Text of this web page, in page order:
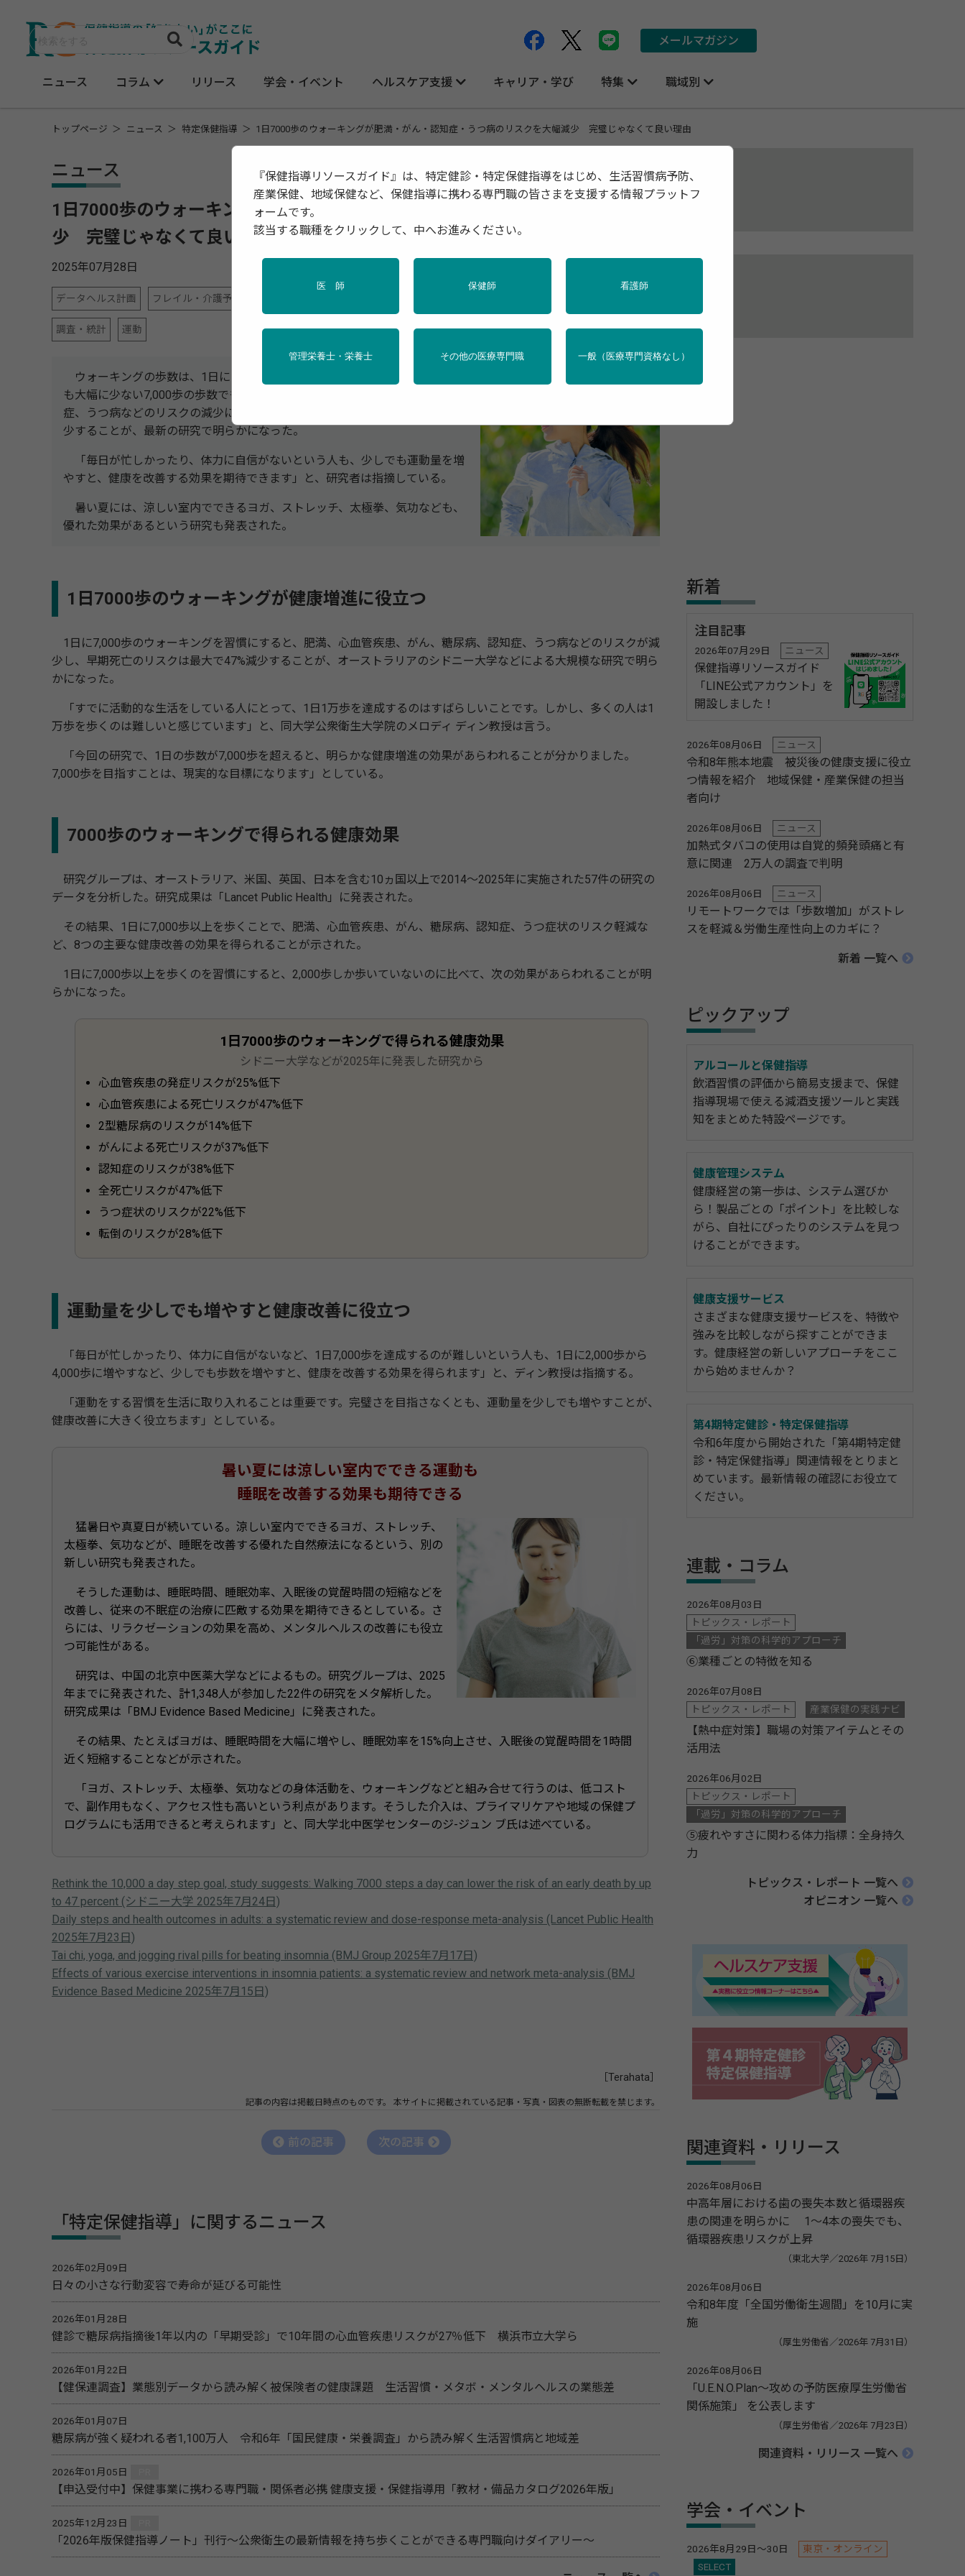
ニュース コラム リリース 学会・イベント ヘルスケア支援 キャリア・学び 特集 職域別
メールマガジン
トップページ ニュース 特定保健指導 1日7000歩のウォーキングが肥満・がん・認知症・うつ病のリスクを大幅減少 完璧じゃなくて良い理由
ニュース
1日7000歩のウォーキングが肥満・がん・認知症・うつ病のリスクを大幅減
少 完璧じゃなくて良い理由
2025年07月28日
データヘルス計画 フレイル・介護予防
調査・統計 運動
ウォーキングの歩数は、1日に1万歩が目標にされることが多いが、それより
も大幅に少ない7,000歩の歩数でも、肥満、心血管疾患、がん、糖尿病、認知
症、うつ病などのリスクの減少につながり、早期死亡のリスクは最大で47%減
少することが、最新の研究で明らかになった。
「毎日が忙しかったり、体力に自信がないという人も、少しでも運動量を増
やすと、健康を改善する効果を期待できます」と、研究者は指摘している。
暑い夏には、涼しい室内でできるヨガ、ストレッチ、太極拳、気功なども、
優れた効果があるという研究も発表された。
1日7000歩のウォーキングが健康増進に役立つ
1日に7,000歩のウォーキングを習慣にすると、肥満、心血管疾患、がん、糖尿病、認知症、うつ病などのリスクが減
少し、早期死亡のリスクは最大で47%減少することが、オーストラリアのシドニー大学などによる大規模な研究で明ら
かになった。
「すでに活動的な生活をしている人にとって、1日1万歩を達成するのはすばらしいことです。しかし、多くの人は1
万歩を歩くのは難しいと感じています」と、同大学公衆衛生大学院のメロディ ディン教授は言う。
「今回の研究で、1日の歩数が7,000歩を超えると、明らかな健康増進の効果があらわれることが分かりました。
7,000歩を目指すことは、現実的な目標になります」としている。
7000歩のウォーキングで得られる健康効果
研究グループは、オーストラリア、米国、英国、日本を含む10ヵ国以上で2014～2025年に実施された57件の研究の
データを分析した。研究成果は「Lancet Public Health」に発表された。
その結果、1日に7,000歩以上を歩くことで、肥満、心血管疾患、がん、糖尿病、認知症、うつ症状のリスク軽減な
ど、8つの主要な健康改善の効果を得られることが示された。
1日に7,000歩以上を歩くのを習慣にすると、2,000歩しか歩いていないのに比べて、次の効果があらわれることが明
らかになった。
1日7000歩のウォーキングで得られる健康効果
シドニー大学などが2025年に発表した研究から
心血管疾患の発症リスクが25%低下
心血管疾患による死亡リスクが47%低下
2型糖尿病のリスクが14%低下
がんによる死亡リスクが37%低下
認知症のリスクが38%低下
全死亡リスクが47%低下
うつ症状のリスクが22%低下
転倒のリスクが28%低下
運動量を少しでも増やすと健康改善に役立つ
「毎日が忙しかったり、体力に自信がないなど、1日7,000歩を達成するのが難しいという人も、1日に2,000歩から
4,000歩に増やすなど、少しでも歩数を増やすと、健康を改善する効果を得られます」と、ディン教授は指摘する。
「運動をする習慣を生活に取り入れることは重要です。完璧さを目指さなくとも、運動量を少しでも増やすことが、
健康改善に大きく役立ちます」としている。
暑い夏には涼しい室内でできる運動も
睡眠を改善する効果も期待できる
猛暑日や真夏日が続いている。涼しい室内でできるヨガ、ストレッチ、
太極拳、気功などが、睡眠を改善する優れた自然療法になるという、別の
新しい研究も発表された。
そうした運動は、睡眠時間、睡眠効率、入眠後の覚醒時間の短縮などを
改善し、従来の不眠症の治療に匹敵する効果を期待できるとしている。さ
らには、リラクゼーションの効果を高め、メンタルヘルスの改善にも役立
つ可能性がある。
研究は、中国の北京中医薬大学などによるもの。研究グループは、2025
年までに発表された、計1,348人が参加した22件の研究をメタ解析した。
研究成果は「BMJ Evidence Based Medicine」に発表された。
その結果、たとえばヨガは、睡眠時間を大幅に増やし、睡眠効率を15%向上させ、入眠後の覚醒時間を1時間
近く短縮することなどが示された。
「ヨガ、ストレッチ、太極拳、気功などの身体活動を、ウォーキングなどと組み合せて行うのは、低コスト
で、副作用もなく、アクセス性も高いという利点があります。そうした介入は、プライマリケアや地域の保健プ
ログラムにも活用できると考えられます」と、同大学北中医学センターのジ-ジュン ブ氏は述べている。
Rethink the 10,000 a day step goal, study suggests: Walking 7000 steps a day can lower the risk of an early death by up
to 47 percent (シドニー大学 2025年7月24日)
Daily steps and health outcomes in adults: a systematic review and dose-response meta-analysis (Lancet Public Health
2025年7月23日)
Tai chi, yoga, and jogging rival pills for beating insomnia (BMJ Group 2025年7月17日)
Effects of various exercise interventions in insomnia patients: a systematic review and network meta-analysis (BMJ
Evidence Based Medicine 2025年7月15日)
［Terahata］
記事の内容は掲載日時点のものです。 本サイトに掲載されている記事・写真・図表の無断転載を禁じます。
前の記事 次の記事
「特定保健指導」に関するニュース
2026年02月09日
日々の小さな行動変容で寿命が延びる可能性
2026年01月28日
健診で糖尿病指摘後1年以内の「早期受診」で10年間の心血管疾患リスクが27％低下 横浜市立大学ら
2026年01月22日
【健保連調査】業態別データから読み解く被保険者の健康課題 生活習慣・メタボ・メンタルヘルスの業態差
2026年01月07日
糖尿病が強く疑われる者1,100万人 令和6年「国民健康・栄養調査」から読み解く生活習慣病と地域差
2026年01月05日
【申込受付中】保健事業に携わる専門職・関係者必携 健康支援・保健指導用「教材・備品カタログ2026年版」
2025年12月23日
「2026年版保健指導ノート」刊行～公衆衛生の最新情報を持ち歩くことができる専門職向けダイアリー～
新着
注目記事
2026年07月29日 ニュース
保健指導リソースガイド
「LINE公式アカウント」を
開設しました！
2026年08月06日 ニュース
令和8年熊本地震 被災後の健康支援に役立
つ情報を紹介 地域保健・産業保健の担当
者向け
2026年08月06日 ニュース
加熱式タバコの使用は自覚的頻発頭痛と有
意に関連 2万人の調査で判明
2026年08月06日 ニュース
リモートワークでは「歩数増加」がストレ
スを軽減＆労働生産性向上のカギに？
新着 一覧へ
ピックアップ
アルコールと保健指導
飲酒習慣の評価から簡易支援まで、保健
指導現場で使える減酒支援ツールと実践
知をまとめた特設ページです。
健康管理システム
健康経営の第一歩は、システム選びか
ら！製品ごとの「ポイント」を比較しな
がら、自社にぴったりのシステムを見つ
けることができます。
健康支援サービス
さまざまな健康支援サービスを、特徴や
強みを比較しながら探すことができま
す。健康経営の新しいアプローチをここ
から始めませんか？
第4期特定健診・特定保健指導
令和6年度から開始された「第4期特定健
診・特定保健指導」関連情報をとりまと
めています。最新情報の確認にお役立て
ください。
連載・コラム
2026年08月03日
トピックス・レポート
「過労」対策の科学的アプローチ
⑥業種ごとの特徴を知る
2026年07月08日
トピックス・レポート
産業保健の実践ナビ
【熱中症対策】職場の対策アイテムとその
活用法
2026年06月02日
トピックス・レポート
「過労」対策の科学的アプローチ
⑤疲れやすさに関わる体力指標：全身持久
力
トピックス・レポート 一覧へ
オピニオン 一覧へ
関連資料・リリース
2026年08月06日
中高年層における歯の喪失本数と循環器疾
患の関連を明らかに 1～4本の喪失でも、
循環器疾患リスクが上昇
（東北大学／2026年 7月15日）
2026年08月06日
令和8年度「全国労働衛生週間」を10月に実
施
（厚生労働省／2026年 7月31日）
2026年08月06日
「U.E.N.O.Plan～攻めの予防医療厚生労働省
関係施策」 を公表します
（厚生労働省／2026年 7月23日）
関連資料・リリース 一覧へ
学会・イベント
2026年8月29日～30日
東京・オンライン
SELECT
『保健指導リソースガイド』は、特定健診・特定保健指導をはじめ、生活習慣病予防、
産業保健、地域保健など、保健指導に携わる専門職の皆さまを支援する情報プラットフ
ォームです。
該当する職種をクリックして、中へお進みください。
医 師 保健師 看護師
管理栄養士・栄養士 その他の医療専門職 一般（医療専門資格なし）